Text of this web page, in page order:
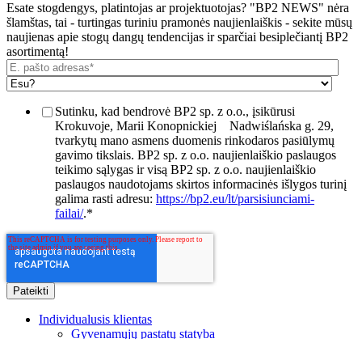
Esate stogdengys, platintojas ar projektuotojas? "BP2 NEWS" nėra
šlamštas, tai - turtingas turiniu pramonės naujienlaiškis - sekite mūsų
naujienas apie stogų dangų tendencijas ir sparčiai besiplečiantį BP2
asortimentą!
Sutinku, kad bendrovė BP2 sp. z o.o., įsikūrusi
Krokuvoje, Marii Konopnickiej
Nadwiślańska g. 29,
tvarkytų mano asmens duomenis rinkodaros pasiūlymų
gavimo tikslais. BP2 sp. z o.o. naujienlaiškio paslaugos
teikimo sąlygas ir visą BP2 sp. z o.o. naujienlaiškio
paslaugos naudotojams skirtos informacinės išlygos turinį
galima rasti adresu: https://bp2.eu/lt/parsisiunciami-
failai/.*
Individualusis klientas
Gyvenamųjų pastatų statyba